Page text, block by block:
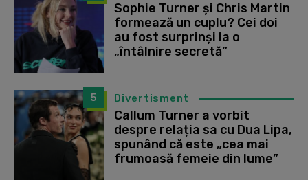
Sophie Turner și Chris Martin
formează un cuplu? Cei doi
au fost surprinși la o
„întâlnire secretă”
5 Divertisment
Callum Turner a vorbit
despre relația sa cu Dua Lipa,
spunând că este „cea mai
frumoasă femeie din lume”